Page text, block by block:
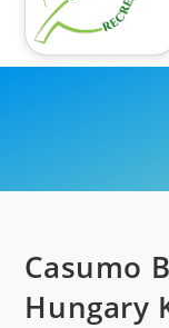
Casumo
Hungary